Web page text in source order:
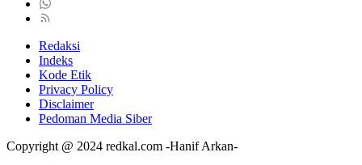
Redaksi
Indeks
Kode Etik
Privacy Policy
Disclaimer
Pedoman Media Siber
Copyright @ 2024 redkal.com -Hanif Arkan-